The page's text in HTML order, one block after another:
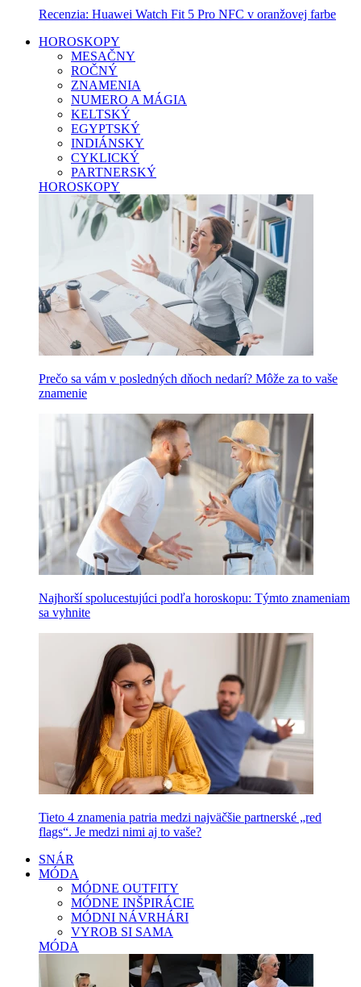
Recenzia: Huawei Watch Fit 5 Pro NFC v oranžovej farbe
HOROSKOPY
MESAČNY
ROČNÝ
ZNAMENIA
NUMERO A MÁGIA
KELTSKÝ
EGYPTSKÝ
INDIÁNSKY
CYKLICKÝ
PARTNERSKÝ
HOROSKOPY
Prečo sa vám v posledných dňoch nedarí? Môže za to vaše
znamenie
Najhorší spolucestujúci podľa horoskopu: Týmto znameniam
sa vyhnite
Tieto 4 znamenia patria medzi najväčšie partnerské „red
flags“. Je medzi nimi aj to vaše?
SNÁR
MÓDA
MÓDNE OUTFITY
MÓDNE INŠPIRÁCIE
MÓDNI NÁVRHÁRI
VYROB SI SAMA
MÓDA